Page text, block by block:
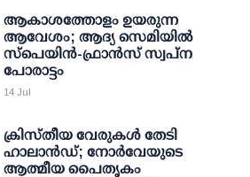
ആകാശത്തോളം ഉയരുന്ന
ആവേശം; ആദ്യ സെമിയില്‍
സ്‌പെയിന്‍-ഫ്രാന്‍സ് സ്വപ്‌ന
പോരാട്ടം
14 Jul
ക്രിസ്തീയ വേരുകൾ തേടി
ഹാലാൻഡ്; നോർവേയുടെ
ആത്മീയ പൈതൃകം